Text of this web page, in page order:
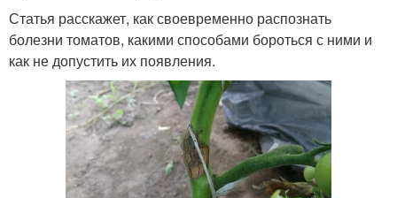
Статья расскажет, как своевременно распознать
болезни томатов, какими способами бороться с ними и
как не допустить их появления.